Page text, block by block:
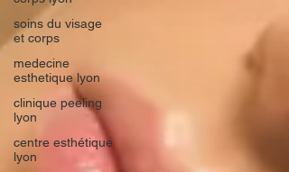
soins du visage
et corps
medecine
esthetique lyon
clinique peeling
lyon
centre esthétique
lyon